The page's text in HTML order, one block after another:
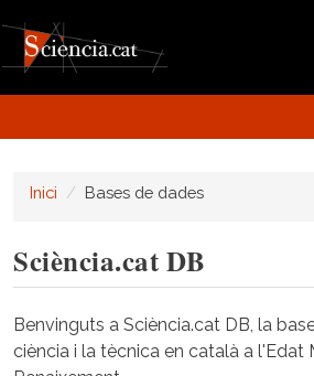
Inici Bases de dades
Sciència.cat DB
Benvinguts a Sciència.cat DB, la
ciència i la tècnica en català a l'Edat